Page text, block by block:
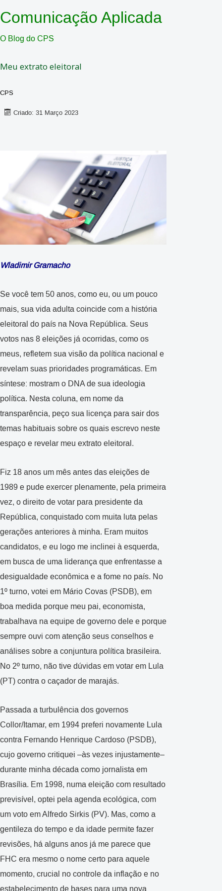
Comunicação Aplicada
O Blog do CPS
Meu extrato eleitoral
CPS
Criado: 31 Março 2023
Wladimir Gramacho
Se você tem 50 anos, como eu, ou um pouco
mais, sua vida adulta coincide com a história
eleitoral do país na Nova República. Seus
votos nas 8 eleições já ocorridas, como os
meus, refletem sua visão da política nacional e
revelam suas prioridades programáticas. Em
síntese: mostram o DNA de sua ideologia
política. Nesta coluna, em nome da
transparência, peço sua licença para sair dos
temas habituais sobre os quais escrevo neste
espaço e revelar meu extrato eleitoral.
Fiz 18 anos um mês antes das eleições de
1989 e pude exercer plenamente, pela primeira
vez, o direito de votar para presidente da
República, conquistado com muita luta pelas
gerações anteriores à minha. Eram muitos
candidatos, e eu logo me inclinei à esquerda,
em busca de uma liderança que enfrentasse a
desigualdade econômica e a fome no país. No
1º turno, votei em Mário Covas (PSDB), em
boa medida porque meu pai, economista,
trabalhava na equipe de governo dele e porque
sempre ouvi com atenção seus conselhos e
análises sobre a conjuntura política brasileira.
No 2º turno, não tive dúvidas em votar em Lula
(PT) contra o caçador de marajás.
Passada a turbulência dos governos
Collor/Itamar, em 1994 preferi novamente Lula
contra Fernando Henrique Cardoso (PSDB),
cujo governo critiquei –às vezes injustamente–
durante minha década como jornalista em
Brasília. Em 1998, numa eleição com resultado
previsível, optei pela agenda ecológica, com
um voto em Alfredo Sirkis (PV). Mas, como a
gentileza do tempo e da idade permite fazer
revisões, há alguns anos já me parece que
FHC era mesmo o nome certo para aquele
momento, crucial no controle da inflação e no